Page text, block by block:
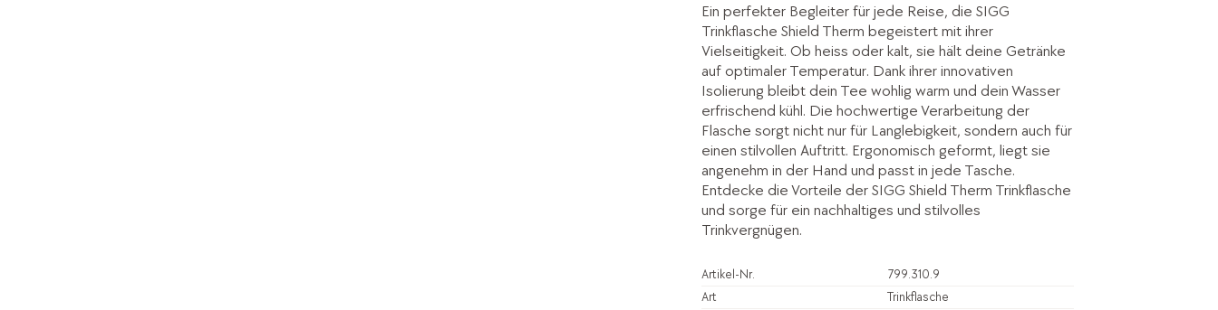
Ein perfekter Begleiter für jede Reise, die SIGG
Trinkflasche Shield Therm begeistert mit ihrer
Vielseitigkeit. Ob heiss oder kalt, sie hält deine Getränke
auf optimaler Temperatur. Dank ihrer innovativen
Isolierung bleibt dein Tee wohlig warm und dein Wasser
erfrischend kühl. Die hochwertige Verarbeitung der
Flasche sorgt nicht nur für Langlebigkeit, sondern auch für
einen stilvollen Auftritt. Ergonomisch geformt, liegt sie
angenehm in der Hand und passt in jede Tasche.
Entdecke die Vorteile der SIGG Shield Therm Trinkflasche
und sorge für ein nachhaltiges und stilvolles
Trinkvergnügen.
Artikel-Nr.
799.310.9
Art
Trinkflasche